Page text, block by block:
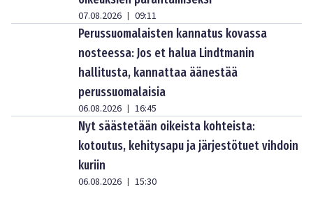
07.08.2026 | 09:11
Perussuomalaisten kannatus kovassa
nosteessa: Jos et halua Lindtmanin
hallitusta, kannattaa äänestää
perussuomalaisia
06.08.2026 | 16:45
Nyt säästetään oikeista kohteista:
kotoutus, kehitysapu ja järjestötuet vihdoin
kuriin
06.08.2026 | 15:30